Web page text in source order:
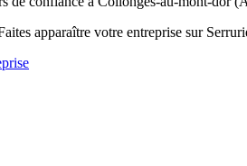
apparaître votre entreprise sur